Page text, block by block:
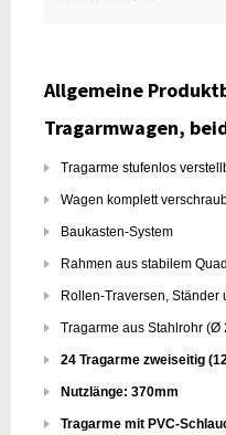
Allgemeine
Tragarmwagen,
Tragarme stufenlos
Wagen komplett
Baukasten-System
Rahmen aus stabilem
Rollen-Traversen,
Tragarme aus Stahlrohr (Ø
24 Tragarme zweiseitig
Nutzlänge: 370mm
Tragarme mit PVC-